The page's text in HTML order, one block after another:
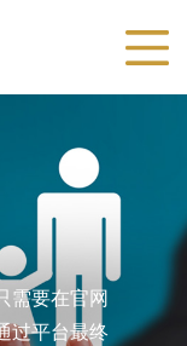
需要在官网
过平台最终